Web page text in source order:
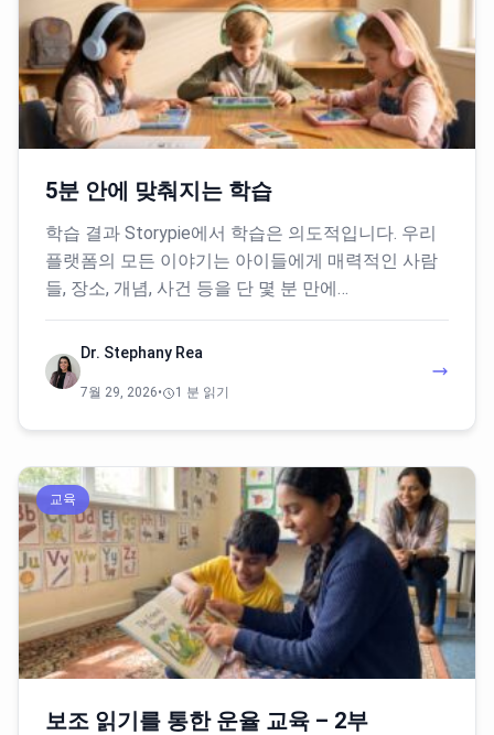
5분 안에 맞춰지는 학습
학습 결과 Storypie에서 학습은 의도적입니다. 우리
플랫폼의 모든 이야기는 아이들에게 매력적인 사람
들, 장소, 개념, 사건 등을 단 몇 분 만에…
Dr. Stephany Rea
7월 29, 2026• 1 분 읽기
교육
보조 읽기를 통한 운율 교육 – 2부